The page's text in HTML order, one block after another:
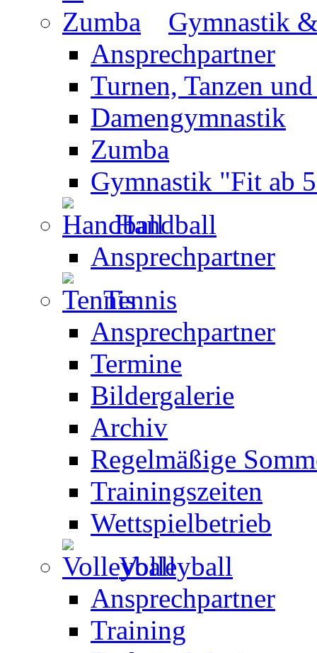
Gymnastik
Ansprechpartner
Turnen, Tanzen
Damengymnastik
Zumba
Gymnastik "Fit ab
Handball
Ansprechpartner
Tennis
Ansprechpartner
Termine
Bildergalerie
Archiv
Regelmäßige
Trainingszeiten
Wettspielbetrieb
Volleyball
Ansprechpartner
Training